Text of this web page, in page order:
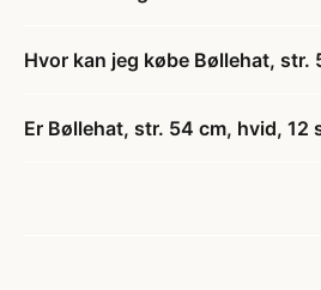
Hvor kan jeg købe Bøllehat, str.
Er Bøllehat, str. 54 cm, hvid, 12